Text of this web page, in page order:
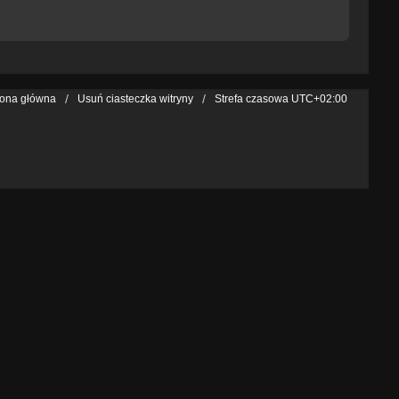
główna Usuń ciasteczka witryny Strefa czasowa UTC+02:00